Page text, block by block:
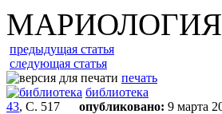
МАРИОЛОГИЯ
предыдущая статья
следующая статья
печать
библиотека
43, С. 517 опубликовано: 9 марта